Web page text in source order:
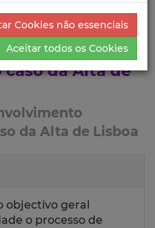
Projeto
caso da Alta de
da Alta de Lisboa
objectivo geral
o processo de
Cookies não essenciais
Aceitar todos os Cookies